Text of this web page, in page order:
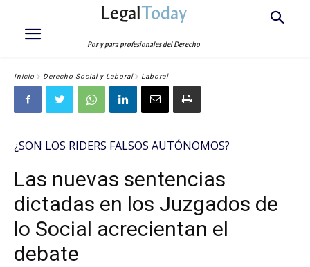
LegalToday
Por y para profesionales del Derecho
Inicio Derecho Social y Laboral Laboral
¿SON LOS RIDERS FALSOS AUTÓNOMOS?
Las nuevas sentencias
dictadas en los Juzgados de
lo Social acrecientan el
debate